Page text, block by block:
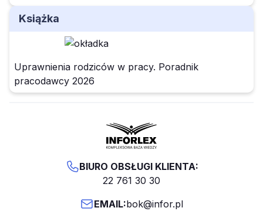
Książka
Uprawnienia rodziców w pracy. Poradnik
pracodawcy 2026
BIURO OBSŁUGI KLIENTA:
22 761 30 30
EMAIL:bok@infor.pl